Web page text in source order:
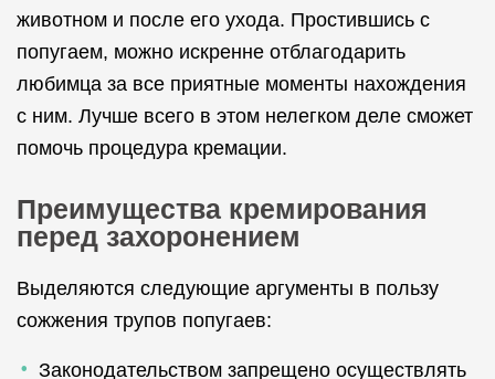
животном и после его ухода. Простившись с
попугаем, можно искренне отблагодарить
любимца за все приятные моменты нахождения
с ним. Лучше всего в этом нелегком деле сможет
помочь процедура кремации.
Преимущества кремирования
перед захоронением
Выделяются следующие аргументы в пользу
сожжения трупов попугаев:
Законодательством запрещено осуществлять